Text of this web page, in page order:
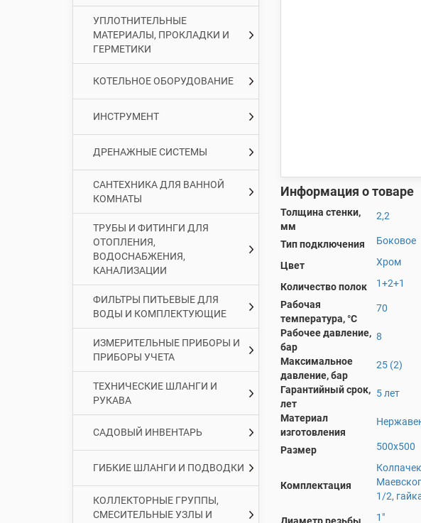
УПЛОТНИТЕЛЬНЫЕ
МАТЕРИАЛЫ, ПРОКЛАДКИ И
ГЕРМЕТИКИ
КОТЕЛЬНОЕ ОБОРУДОВАНИЕ
ИНСТРУМЕНТ
ДРЕНАЖНЫЕ СИСТЕМЫ
САНТЕХНИКА ДЛЯ ВАННОЙ
КОМНАТЫ
ТРУБЫ И ФИТИНГИ ДЛЯ
ОТОПЛЕНИЯ,
ВОДОСНАБЖЕНИЯ,
КАНАЛИЗАЦИИ
ФИЛЬТРЫ ПИТЬЕВЫЕ ДЛЯ
ВОДЫ И КОМПЛЕКТУЮЩИЕ
ИЗМЕРИТЕЛЬНЫЕ ПРИБОРЫ И
ПРИБОРЫ УЧЕТА
ТЕХНИЧЕСКИЕ ШЛАНГИ И
РУКАВА
САДОВЫЙ ИНВЕНТАРЬ
ГИБКИЕ ШЛАНГИ И ПОДВОДКИ
КОЛЛЕКТОРНЫЕ ГРУППЫ,
СМЕСИТЕЛЬНЫЕ УЗЛЫ И
Информация о товаре
Толщина стенки,
мм
2,2
Тип подключения Боковое
Цвет Хром
Количество полок
1+2+1
Рабочая
температура, °С
70
Рабочее давление,
бар
8
Максимальное
давление, бар
25 (2)
Гарантийный срок,
лет
5 лет
Материал
изготовления
Размер 500х500
Комплектация
1/2,
Диаметр резьбы
1"